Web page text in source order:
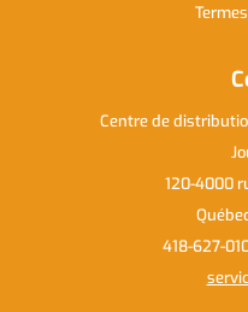
Centre de
120-4000
418-627-